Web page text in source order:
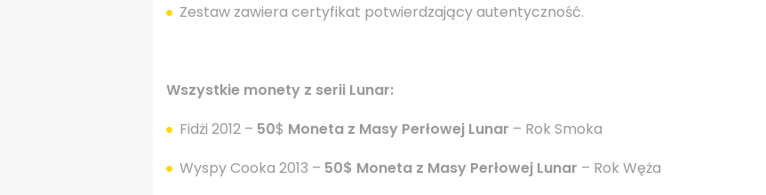
Zestaw zawiera certyfikat potwierdzający autentyczność.
Wszystkie monety z serii Lunar:
Fidżi 2012 – 50$ Moneta z Masy Perłowej Lunar – Rok Smoka
Wyspy Cooka 2013 – 50$ Moneta z Masy Perłowej Lunar – Rok Węża